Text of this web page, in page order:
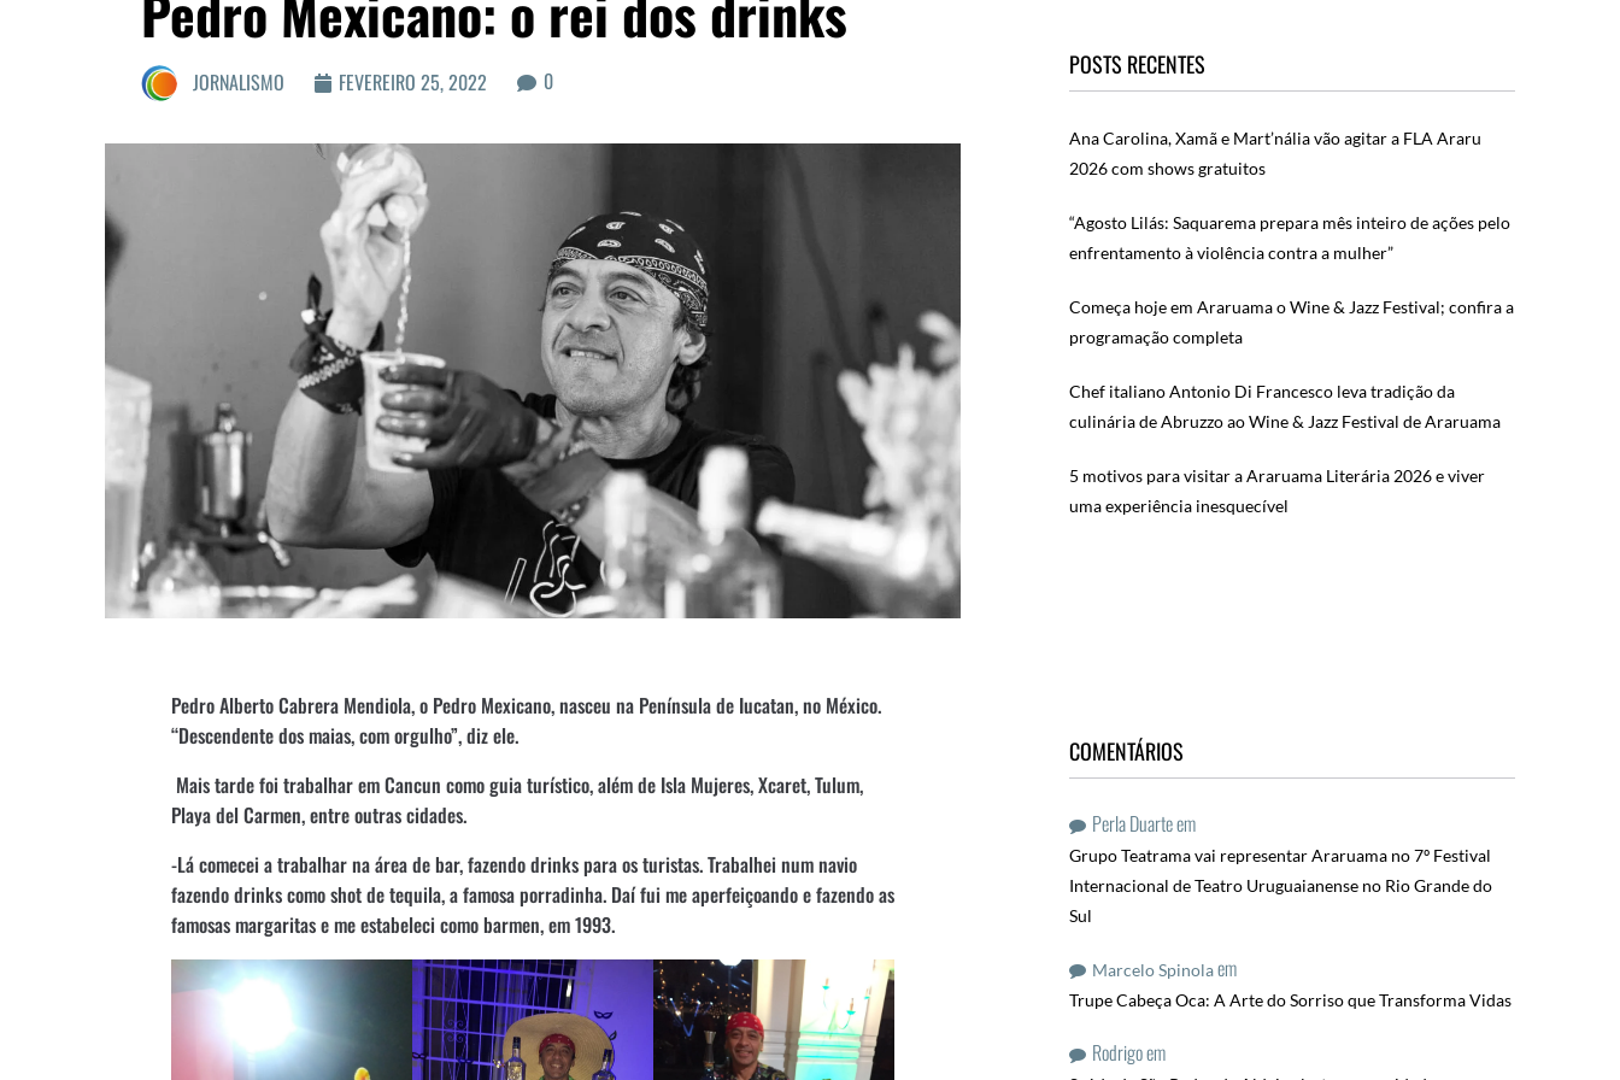
JORNALISMO FEVEREIRO 25, 2022 0
Pedro Alberto Cabrera Mendiola, o Pedro Mexicano, nasceu na Península de Iucatan, no México.
“Descendente dos maias, com orgulho”, diz ele.
Mais tarde foi trabalhar em Cancun como guia turístico, além de Isla Mujeres, Xcaret, Tulum,
Playa del Carmen, entre outras cidades.
-Lá comecei a trabalhar na área de bar, fazendo drinks para os turistas. Trabalhei num navio
fazendo drinks como shot de tequila, a famosa porradinha. Daí fui me aperfeiçoando e fazendo as
famosas margaritas e me estabeleci como barmen, em 1993.
POSTS RECENTES
Ana Carolina, Xamã e Mart’nália vão agitar a FLA Araru
2026 com shows gratuitos
“Agosto Lilás: Saquarema prepara mês inteiro de ações pelo
enfrentamento à violência contra a mulher”
Começa hoje em Araruama o Wine & Jazz Festival; confira a
programação completa
Chef italiano Antonio Di Francesco leva tradição da
culinária de Abruzzo ao Wine & Jazz Festival de Araruama
5 motivos para visitar a Araruama Literária 2026 e viver
uma experiência inesquecível
COMENTÁRIOS
Perla Duarteem
Grupo Teatrama vai representar Araruama no 7º Festival
Internacional de Teatro Uruguaianense no Rio Grande do
Sul
Marcelo Spinolaem
Trupe Cabeça Oca: A Arte do Sorriso que Transforma Vidas
Rodrigoem